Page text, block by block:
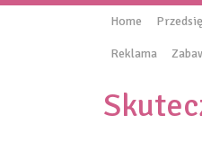
Home
Reklama